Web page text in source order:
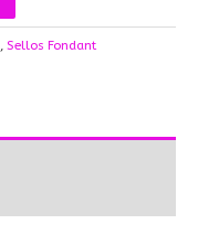
, Sellos Fondant